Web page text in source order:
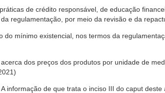
de crédito responsável, de educação
da regulamentação, por meio da revisão e da
do mínimo existencial, nos termos da
dos preços dos produtos por unidade de
A informação de que trata o inciso III do caput